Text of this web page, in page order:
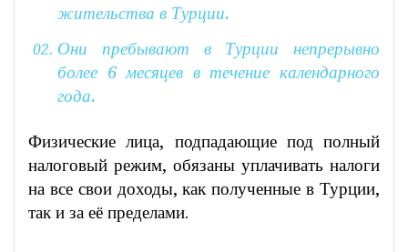
жительства в Турции.
Они пребывают в Турции непрерывно
более 6 месяцев в течение календарного
года.
Физические лица, подпадающие под полный
налоговый режим, обязаны уплачивать налоги
на все свои доходы, как полученные в Турции,
так и за её пределами.